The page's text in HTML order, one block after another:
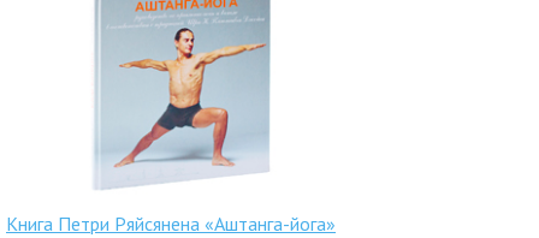
Книга Петри Ряйсянена «Аштанга-йога»